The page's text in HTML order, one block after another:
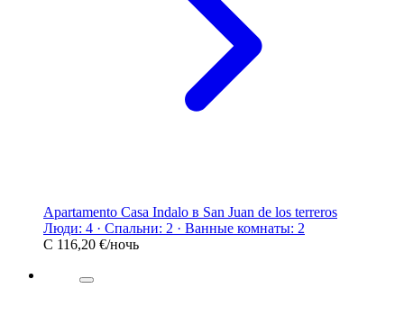
Apartamento Casa Indalo в San Juan de los terreros
Люди: 4 · Спальни: 2 · Ванные комнаты: 2
С 116,20 €/ночь